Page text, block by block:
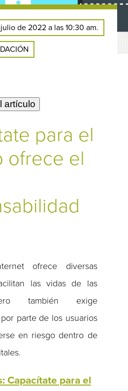
de 2022 a las 10:30 am.
artículo
para el
ofrece el
ofrece diversas
las vidas de las
también exige
parte de los usuarios
en riesgo dentro de
Capacítate para el